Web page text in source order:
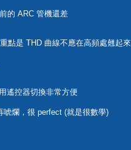
的 ARC 管機還差
點是 THD 曲線不應在高頻處翹起來
遙控器切換非常方便
爛，很 perfect (就是很數學)